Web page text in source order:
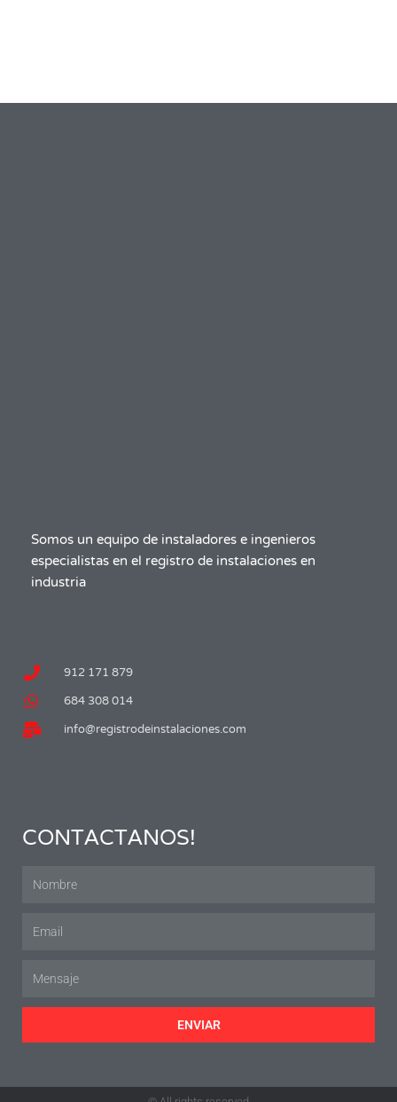
Somos un equipo de instaladores e ingenieros
especialistas en el registro de instalaciones en
industria
912 171 879
684 308 014
info@registrodeinstalaciones.com
CONTACTANOS!
ENVIAR